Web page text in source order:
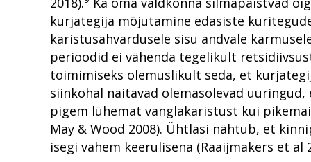
kurjategija mõjutamine edasiste
karistusähvardusele sisu andvale
perioodid ei vähenda tegelikult
toimimiseks olemuslikult seda, et
siinkohal näitavad olemasolevad
pigem lühemat vanglakaristust kui
May & Wood 2008). Ühtlasi nähtub, et
isegi vähem keerulisena (Raaijmakers et al